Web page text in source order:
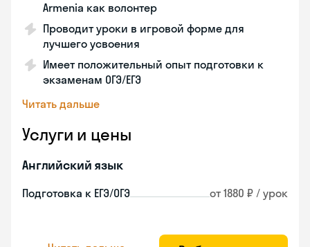
Armenia как волонтер
Проводит уроки в игровой форме для
лучшего усвоения
Имеет положительный опыт подготовки к
экзаменам ОГЭ/ЕГЭ
Читать дальше
Услуги и цены
Английский язык
Подготовка к ЕГЭ/ОГЭ от 1880 ₽ / урок